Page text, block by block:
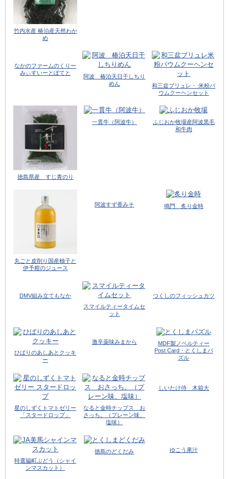
竹内水産 椿泊産天然わか
め
なかのファームのくりー
みぃすいーとぽてと
阿波 椿泊天日干しちり
めん
和三盆ブリュレ・ 米粉バ
ウムクーヘンセット
徳島県産 すじ青のり
一貫牛（阿波牛）
ふじおか牧場産阿波黒毛
和牛肉
丸ごと皮削り国産柚子と
伊予柑のジュース
阿波すず香みそ 鳴門 炙り金時
DMV組み立てもなか
スマイルティータイムセ
ット
つくしのフィッシュカツ
ひばりのあしあとクッキ
ー
激辛薬味みまから
MDF製ノベルティー
Post Card・とくしまパ
ズル
星のしずくトマトゼリー
「スタードロップ」
なると金時チップス お
さっち。（プレーン味、
塩味）
しいたけ侍 木箱大
特選脇町ぶどう（シャイ
ンマスカット）
徳島のどくだみ ゆこう果汁